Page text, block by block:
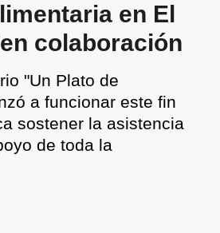
en El
colaboración
"Un Plato de
a funcionar este fin
sostener la asistencia
de toda la